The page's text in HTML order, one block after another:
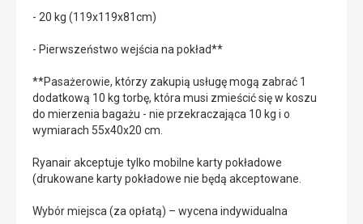
- 20 kg (119x119x81cm)
- Pierwszeństwo wejścia na pokład**
**Pasażerowie, którzy zakupią usługę mogą zabrać 1
dodatkową 10 kg torbę, która musi zmieścić się w koszu
do mierzenia bagażu - nie przekraczająca 10 kg i o
wymiarach 55x40x20 cm.
Ryanair akceptuje tylko mobilne karty pokładowe
(drukowane karty pokładowe nie będą akceptowane.
Wybór miejsca (za opłatą) – wycena indywidualna